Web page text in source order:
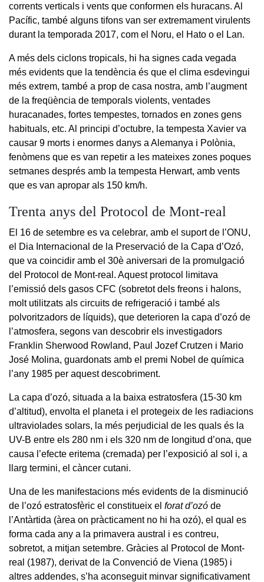
corrents verticals i vents que conformen els huracans. Al
Pacífic, també alguns tifons van ser extremament virulents
durant la temporada 2017, com el Noru, el Hato o el Lan.
A més dels ciclons tropicals, hi ha signes cada vegada
més evidents que la tendència és que el clima esdevingui
més extrem, també a prop de casa nostra, amb l’augment
de la freqüència de temporals violents, ventades
huracanades, fortes tempestes, tornados en zones gens
habituals, etc. Al principi d’octubre, la tempesta Xavier va
causar 9 morts i enormes danys a Alemanya i Polònia,
fenòmens que es van repetir a les mateixes zones poques
setmanes després amb la tempesta Herwart, amb vents
que es van apropar als 150 km/h.
Trenta anys del Protocol de Mont-real
El 16 de setembre es va celebrar, amb el suport de l’ONU,
el Dia Internacional de la Preservació de la Capa d’Ozó,
que va coincidir amb el 30è aniversari de la promulgació
del Protocol de Mont-real. Aquest protocol limitava
l’emissió dels gasos CFC (sobretot dels freons i halons,
molt utilitzats als circuits de refrigeració i també als
polvoritzadors de líquids), que deterioren la capa d’ozó de
l’atmosfera, segons van descobrir els investigadors
Franklin Sherwood Rowland, Paul Jozef Crutzen i Mario
José Molina, guardonats amb el premi Nobel de química
l’any 1985 per aquest descobriment.
La capa d’ozó, situada a la baixa estratosfera (15-30 km
d’altitud), envolta el planeta i el protegeix de les radiacions
ultraviolades solars, la més perjudicial de les quals és la
UV-B entre els 280 nm i els 320 nm de longitud d’ona, que
causa l’efecte eritema (cremada) per l’exposició al sol i, a
llarg termini, el càncer cutani.
Una de les manifestacions més evidents de la disminució
de l’ozó estratosfèric el constitueix el forat d’ozó de
l’Antàrtida (àrea on pràcticament no hi ha ozó), el qual es
forma cada any a la primavera austral i es contreu,
sobretot, a mitjan setembre. Gràcies al Protocol de Mont-
real (1987), derivat de la Convenció de Viena (1985) i
altres addendes, s’ha aconseguit minvar significativament